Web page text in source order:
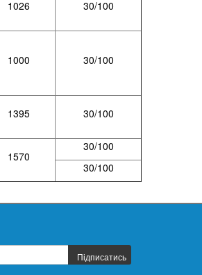
1026
30/100
1000
30/100
1395
30/100
1570
30/100
30/100
Підписатись